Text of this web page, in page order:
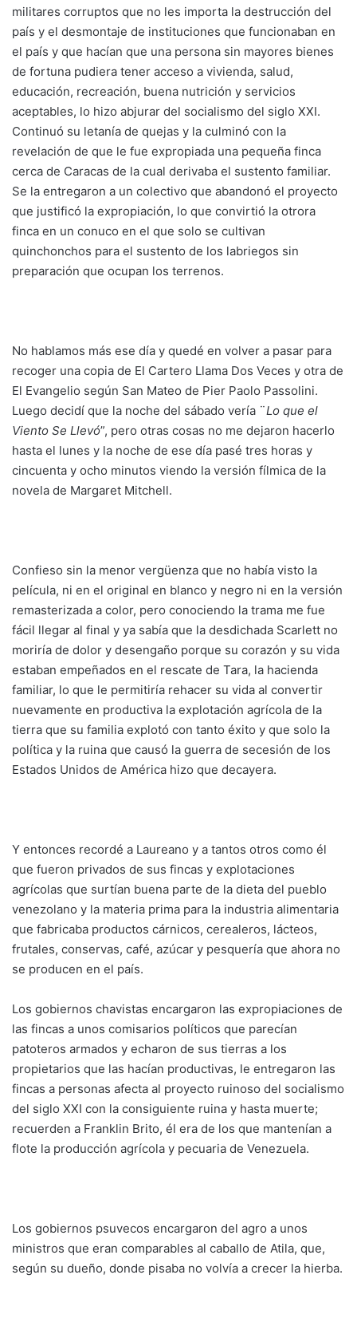
militares corruptos que no les importa la destrucción del
país y el desmontaje de instituciones que funcionaban en
el país y que hacían que una persona sin mayores bienes
de fortuna pudiera tener acceso a vivienda, salud,
educación, recreación, buena nutrición y servicios
aceptables, lo hizo abjurar del socialismo del siglo XXI.
Continuó su letanía de quejas y la culminó con la
revelación de que le fue expropiada una pequeña finca
cerca de Caracas de la cual derivaba el sustento familiar.
Se la entregaron a un colectivo que abandonó el proyecto
que justificó la expropiación, lo que convirtió la otrora
finca en un conuco en el que solo se cultivan
quinchonchos para el sustento de los labriegos sin
preparación que ocupan los terrenos.
No hablamos más ese día y quedé en volver a pasar para
recoger una copia de El Cartero Llama Dos Veces y otra de
El Evangelio según San Mateo de Pier Paolo Passolini.
Luego decidí que la noche del sábado vería ¨Lo que el
Viento Se Llevó”, pero otras cosas no me dejaron hacerlo
hasta el lunes y la noche de ese día pasé tres horas y
cincuenta y ocho minutos viendo la versión fílmica de la
novela de Margaret Mitchell.
Confieso sin la menor vergüenza que no había visto la
película, ni en el original en blanco y negro ni en la versión
remasterizada a color, pero conociendo la trama me fue
fácil llegar al final y ya sabía que la desdichada Scarlett no
moriría de dolor y desengaño porque su corazón y su vida
estaban empeñados en el rescate de Tara, la hacienda
familiar, lo que le permitiría rehacer su vida al convertir
nuevamente en productiva la explotación agrícola de la
tierra que su familia explotó con tanto éxito y que solo la
política y la ruina que causó la guerra de secesión de los
Estados Unidos de América hizo que decayera.
Y entonces recordé a Laureano y a tantos otros como él
que fueron privados de sus fincas y explotaciones
agrícolas que surtían buena parte de la dieta del pueblo
venezolano y la materia prima para la industria alimentaria
que fabricaba productos cárnicos, cerealeros, lácteos,
frutales, conservas, café, azúcar y pesquería que ahora no
se producen en el país.
Los gobiernos chavistas encargaron las expropiaciones de
las fincas a unos comisarios políticos que parecían
patoteros armados y echaron de sus tierras a los
propietarios que las hacían productivas, le entregaron las
fincas a personas afecta al proyecto ruinoso del socialismo
del siglo XXI con la consiguiente ruina y hasta muerte;
recuerden a Franklin Brito, él era de los que mantenían a
flote la producción agrícola y pecuaria de Venezuela.
Los gobiernos psuvecos encargaron del agro a unos
ministros que eran comparables al caballo de Atila, que,
según su dueño, donde pisaba no volvía a crecer la hierba.